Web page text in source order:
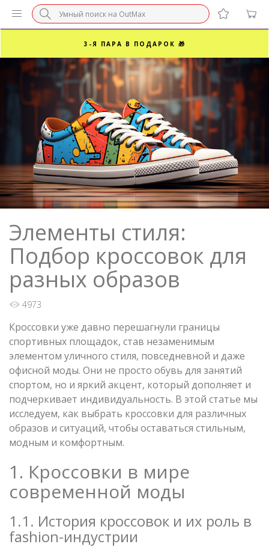
БЕЗ НАЦЕНКИ МАРКЕТПЛЕЙСОВ ⚡ ВАШ РАЗМЕР
3-Я ПАРА В ПОДАРОК 🎁
ПОСЛЕДНИЕ РАЗМЕРЫ ОТ 1500₽⚡️
СУПЕРАКЦИЯ 🔥 2-Я ПАРА -50%
Элементы стиля:
Подбор кроссовок для
разных образов
4973
Кроссовки уже давно перешагнули границы
спортивных площадок, став незаменимым
элементом уличного стиля, повседневной и даже
офисной моды. Они не просто обувь для занятий
спортом, но и яркий акцент, который дополняет и
подчеркивает индивидуальность. В этой статье мы
исследуем, как выбрать кроссовки для различных
образов и ситуаций, чтобы оставаться стильным,
модным и комфортным.
1. Кроссовки в мире
современной моды
1.1. История кроссовок и их роль в
fashion-индустрии